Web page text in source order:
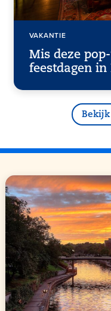
VAKANTIE
Mis deze
feestdagen